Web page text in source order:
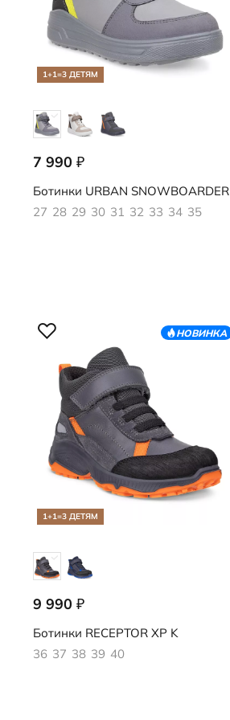
1+1=3 ДЕТЯМ
7 990 ₽
722412/61883
Ботинки URBAN SNOWBOARDER
27 28 29 30 31 32 33 34 35
НОВИНКА
1+1=3 ДЕТЯМ
9 990 ₽
724753/61770
Ботинки RECEPTOR XP K
36 37 38 39 40